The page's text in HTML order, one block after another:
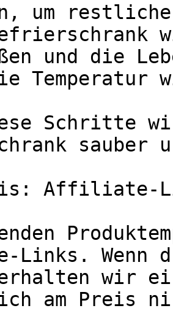
um
und die
Schritte
sauber
Affiliate-
Wenn
wir
am Preis